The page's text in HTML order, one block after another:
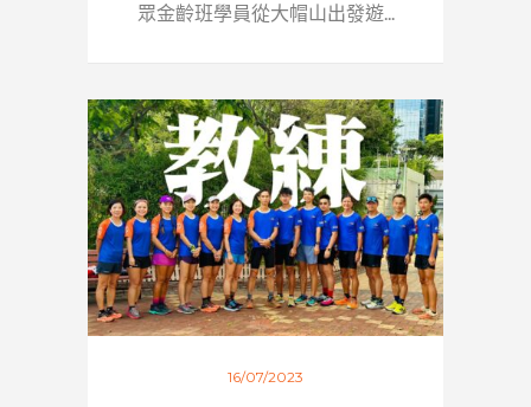
眾金齡班學員從大帽山出發遊...
16/07/2023